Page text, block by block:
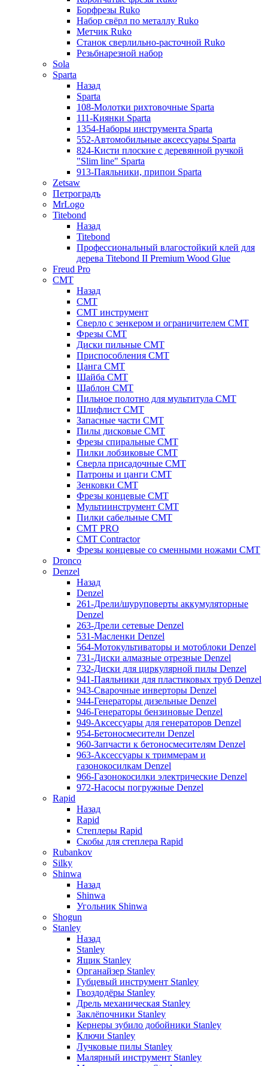
Борфрезы Ruko
Набор свёрл по металлу Ruko
Метчик Ruko
Станок сверлильно-расточной Ruko
Резьбнарезной набор
Sola
Sparta
Назад
Sparta
108-Молотки рихтовочные Sparta
111-Киянки Sparta
1354-Наборы инструмента Sparta
552-Автомобильные аксессуары Sparta
824-Кисти плоские с деревянной ручкой
"Slim line" Sparta
913-Паяльники, припои Sparta
Zetsaw
Петроградъ
MrLogo
Titebond
Назад
Titebond
Профессиональный влагостойкий клей для
дерева Titebond II Premium Wood Glue
Freud Pro
CMT
Назад
CMT
CMT инструмент
Сверло с зенкером и ограничителем CMT
Фрезы CMT
Диски пильные CMT
Приспособления СМТ
Цанга CMT
Шайба CMT
Шаблон CMT
Пильное полотно для мультитула CMT
Шлифлист CMT
Запасные части CMT
Пилы дисковые CMT
Фрезы спиральные CMT
Пилки лобзиковые СМТ
Сверла присадочные СМТ
Патроны и цанги CMT
Зенковки СМТ
Фрезы концевые CMT
Мультиинструмент СМТ
Пилки сабельные СМТ
CMT PRO
CMT Contractor
Фрезы концевые со сменными ножами CMT
Dronco
Denzel
Назад
Denzel
261-Дрели/шуруповерты аккумуляторные
Denzel
263-Дрели сетевые Denzel
531-Масленки Denzel
564-Мотокультиваторы и мотоблоки Denzel
731-Диски алмазные отрезные Denzel
732-Диски для циркулярной пилы Denzel
941-Паяльники для пластиковых труб Denzel
943-Сварочные инверторы Denzel
944-Генераторы дизельные Denzel
946-Генераторы бензиновые Denzel
949-Аксессуары для генераторов Denzel
954-Бетоносмесители Denzel
960-Запчасти к бетоносмесителям Denzel
963-Аксессуары к триммерам и
газонокосилкам Denzel
966-Газонокосилки электрические Denzel
972-Насосы погружные Denzel
Rapid
Назад
Rapid
Степлеры Rapid
Скобы для cтеплера Rapid
Rubankov
Silky
Shinwa
Назад
Shinwa
Угольник Shinwa
Shogun
Stanley
Назад
Stanley
Ящик Stanley
Органайзер Stanley
Губцевый инструмент Stanley
Гвоздодёры Stanley
Дрель механическая Stanley
Заклёпочники Stanley
Кернеры зубило добойники Stanley
Ключи Stanley
Лучковые пилы Stanley
Малярный инструмент Stanley